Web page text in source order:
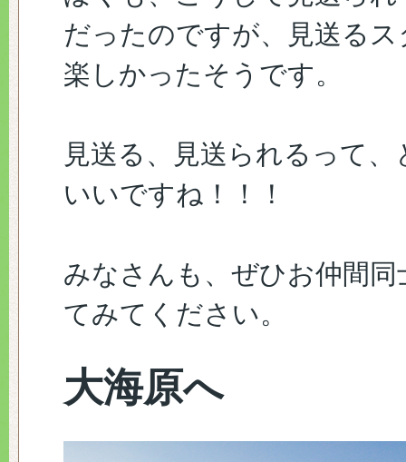
だったのですが、見送る
楽しかったそうです。
見送る、見送られるって、
いいですね！！！
みなさんも、ぜひお仲間同
てみてください。
大海原へ